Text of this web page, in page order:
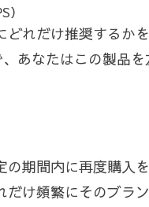
れだけ推奨するか
、あなたはこの製品
期間内に再度購入
け頻繁にそのブラ